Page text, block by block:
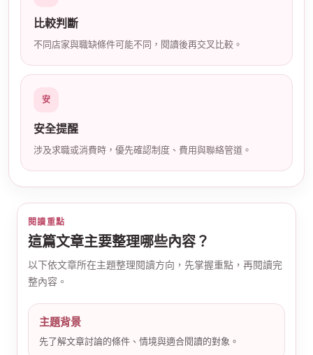
紀
比較判斷
不同店家與職缺條件可能不同，閱讀後再交叉比較。
安
安全提醒
涉及求職或消費時，優先確認制度、費用與聯絡管道。
閱讀重點
這篇文章主要整理哪些內容？
以下依文章所在主題整理閱讀方向，先掌握重點，再閱讀完
整內容。
主題背景
先了解文章討論的條件、情境與適合閱讀的對象。